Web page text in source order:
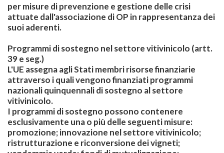
per misure di prevenzione e gestione delle crisi
attuate dall'associazione di OP in rappresentanza dei
suoi aderenti.
Programmi di sostegno nel settore vitivinicolo (artt.
39 e seg.)
L'UE assegna agli Stati membri risorse finanziarie
attraverso i quali vengono finanziati programmi
nazionali quinquennali di sostegno al settore
vitivinicolo.
I programmi di sostegno possono contenere
esclusivamente una o più delle seguenti misure:
promozione; innovazione nel settore vitivinicolo;
ristrutturazione e riconversione dei vigneti;